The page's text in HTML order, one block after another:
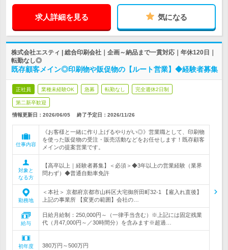
求人詳細を見る 気になる
株式会社エスティ | 総合印刷会社｜企画～納品まで一貫対応｜年休120日｜
転勤なし◎
既存顧客メイン◎印刷物や販促物の【ルート営業】◆経験者募集
正社員 業種未経験OK 急募 転勤なし 完全週休2日制
第二新卒歓迎
情報更新日：2026/06/05 終了予定日： 2026/11/26
仕事内容
《お客様と一緒に作り上げるやりがい◎》営業職として、印刷物
を使った販促物の受注・販売活動などをお任せします！既存顧客
メインの提案営業です。
対象と
なる方
【高卒以上｜経験者募集】＜必須＞◆3年以上の営業経験（業界
問わず）◆普通自動車免許
勤務地
＜本社＞ 京都府京都市山科区大宅御所田町32-1 【雇入れ直後】
上記の事業所 【変更の範囲】会社の…
給与
日給月給制：250,000円～（一律手当含む）※上記には固定残業
代（月47,000円～／30時間分）を含みます※超過…
初年度
380万円～500万円